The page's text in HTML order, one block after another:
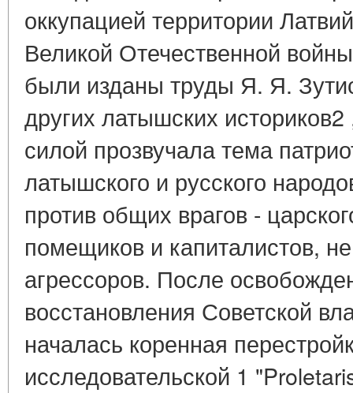
оккупацией территории
Великой Отечественной
были изданы труды Я. Я.
других латышских
силой прозвучала тема
латышского и русского
против общих врагов -
помещиков и капиталистов,
агрессоров. После
восстановления Советской
началась коренная
исследовательской 1